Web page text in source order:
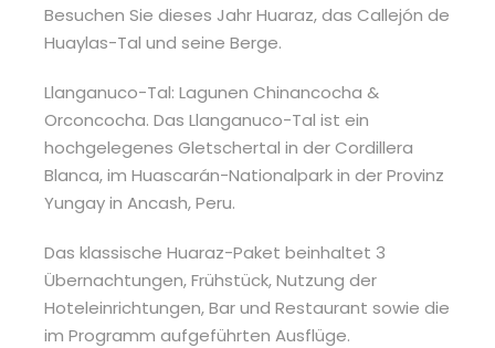
Besuchen Sie dieses Jahr Huaraz, das Callejón de
Huaylas-Tal und seine Berge.
Llanganuco-Tal: Lagunen Chinancocha &
Orconcocha. Das Llanganuco-Tal ist ein
hochgelegenes Gletschertal in der Cordillera
Blanca, im Huascarán-Nationalpark in der Provinz
Yungay in Ancash, Peru.
Das klassische Huaraz-Paket beinhaltet 3
Übernachtungen, Frühstück, Nutzung der
Hoteleinrichtungen, Bar und Restaurant sowie die
im Programm aufgeführten Ausflüge.